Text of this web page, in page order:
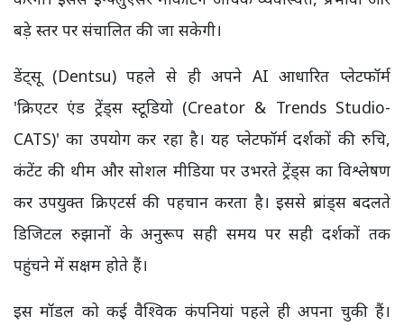
बड़े स्तर पर संचालित की जा सकेगी।
डेंट्सू (Dentsu) पहले से ही अपने AI आधारित प्लेटफॉर्म
'क्रिएटर एंड ट्रेंड्स स्टूडियो (Creator & Trends Studio-
CATS)' का उपयोग कर रहा है। यह प्लेटफॉर्म दर्शकों की रुचि,
कंटेंट की थीम और सोशल मीडिया पर उभरते ट्रेंड्स का विश्लेषण
कर उपयुक्त क्रिएटर्स की पहचान करता है। इससे ब्रांड्स बदलते
डिजिटल रुझानों के अनुरूप सही समय पर सही दर्शकों तक
पहुंचने में सक्षम होते हैं।
इस मॉडल को कई वैश्विक कंपनियां पहले ही अपना चुकी हैं।